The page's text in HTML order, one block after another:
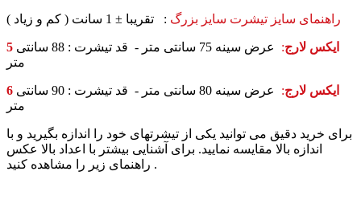
راهنمای سایز تیشرت سایز بزرگ
5 ایکس لارج:
عرض سینه 75 سانتی متر - قد تیشرت : 88 سانتی
متر
6 ایکس لارج:
عرض سینه 80 سانتی متر - قد تیشرت : 90 سانتی
متر
برای خرید دقیق می توانید یکی از تیشرتهای خود را اندازه بگیرید و با
اندازه بالا مقایسه نمایید. برای آشنایی بیشتر با اعداد بالا عکس
راهنمای زیر را مشاهده کنید .